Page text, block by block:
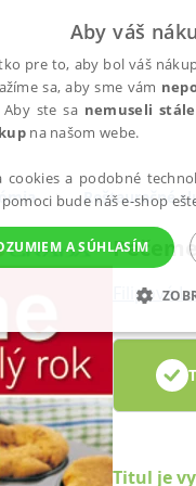
Reštauračné
Filipová
Titul je
Aby váš
pre to, aby bol váš
sa, aby sme vám
Aby ste sa nemuseli
na našom webe.
cookies a podobné
bude náš e-shop
A SÚHLASÍM
ANALYTICKÉ
Potrebné Analytické
ako je prihlásenie